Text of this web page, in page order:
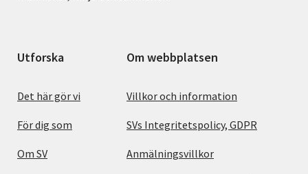
Utforska
Det här gör vi
För dig som
Om SV
Om webbplatsen
Villkor och information
SVs Integritetspolicy, GDPR
Anmälningsvillkor